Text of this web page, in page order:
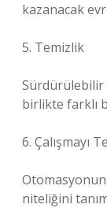
kazanacak
5. Temizlik
Sürdürülebilir
birlikte farklı
6. Çalışmayı
niteliğini